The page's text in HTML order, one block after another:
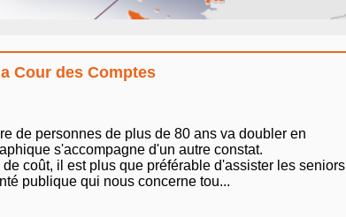
Cour des Comptes
de personnes de plus de 80 ans va doubler en
s'accompagne d'un autre constat.
coût, il est plus que préférable d'assister les seniors
publique qui nous concerne tou...